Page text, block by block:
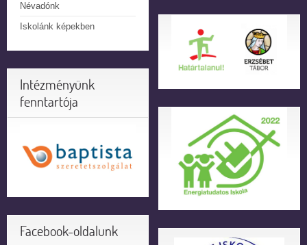
Névadónk
Iskolánk képekben
Intézményünk
fenntartója
Facebook-oldalunk